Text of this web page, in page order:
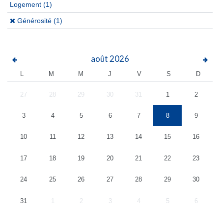
Logement (1)
(x)
Générosité (1)
août 2026
L M M J V S D
27 28 29 30 31 1 2
3 4 5 6 7 8 9
10 11 12 13 14 15 16
17 18 19 20 21 22 23
24 25 26 27 28 29 30
31 1 2 3 4 5 6